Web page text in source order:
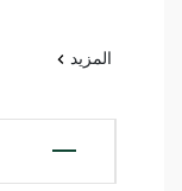
المزيد